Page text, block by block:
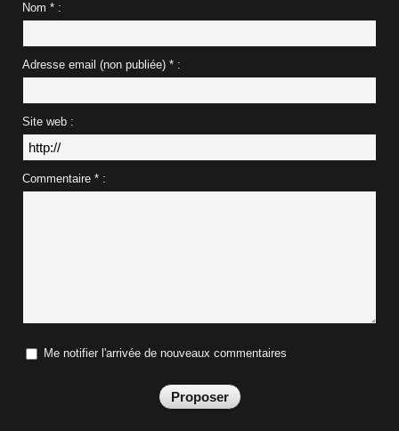
Nom * :
Adresse email (non publiée) * :
Site web :
Commentaire * :
Me notifier l'arrivée de nouveaux commentaires